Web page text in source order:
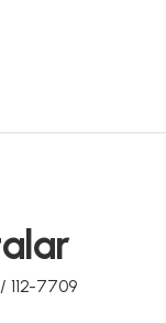
112-7709